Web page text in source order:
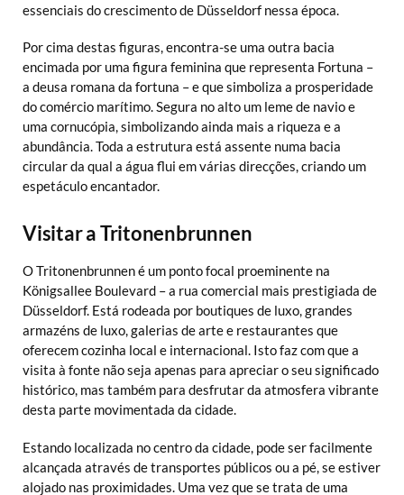
essenciais do crescimento de Düsseldorf nessa época.
Por cima destas figuras, encontra-se uma outra bacia
encimada por uma figura feminina que representa Fortuna –
a deusa romana da fortuna – e que simboliza a prosperidade
do comércio marítimo. Segura no alto um leme de navio e
uma cornucópia, simbolizando ainda mais a riqueza e a
abundância. Toda a estrutura está assente numa bacia
circular da qual a água flui em várias direcções, criando um
espetáculo encantador.
Visitar a Tritonenbrunnen
O Tritonenbrunnen é um ponto focal proeminente na
Königsallee Boulevard – a rua comercial mais prestigiada de
Düsseldorf. Está rodeada por boutiques de luxo, grandes
armazéns de luxo, galerias de arte e restaurantes que
oferecem cozinha local e internacional. Isto faz com que a
visita à fonte não seja apenas para apreciar o seu significado
histórico, mas também para desfrutar da atmosfera vibrante
desta parte movimentada da cidade.
Estando localizada no centro da cidade, pode ser facilmente
alcançada através de transportes públicos ou a pé, se estiver
alojado nas proximidades. Uma vez que se trata de uma